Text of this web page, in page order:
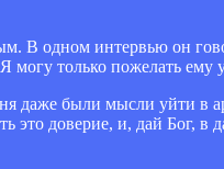
В одном интервью он
только пожелать ему
даже были мысли уйти
это доверие, и, дай Бог, в